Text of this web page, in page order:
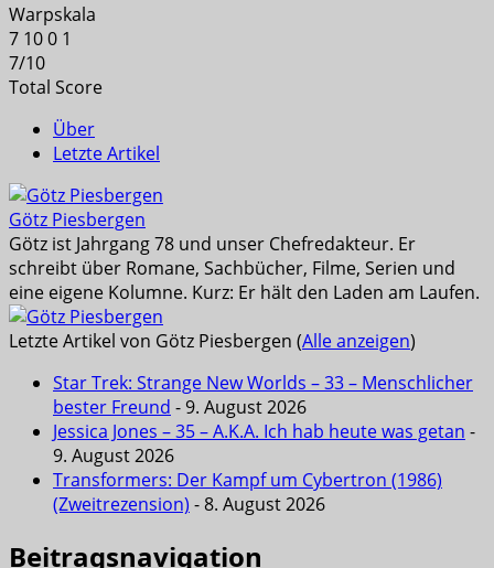
Warpskala
7 100 1
7/10
Total Score
Über
Letzte Artikel
Götz Piesbergen
Götz ist Jahrgang 78 und unser Chefredakteur. Er
schreibt über Romane, Sachbücher, Filme, Serien und
eine eigene Kolumne. Kurz: Er hält den Laden am Laufen.
Letzte Artikel von Götz Piesbergen (Alle anzeigen)
Star Trek: Strange New Worlds – 33 – Menschlicher
bester Freund - 9. August 2026
Jessica Jones – 35 – A.K.A. Ich hab heute was getan -
9. August 2026
Transformers: Der Kampf um Cybertron (1986)
(Zweitrezension) - 8. August 2026
Beitragsnavigation